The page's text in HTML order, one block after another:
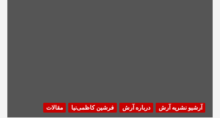
آرشیو نشریه آرش درباره آرش فرشین کاظمی‌نیا مقالات